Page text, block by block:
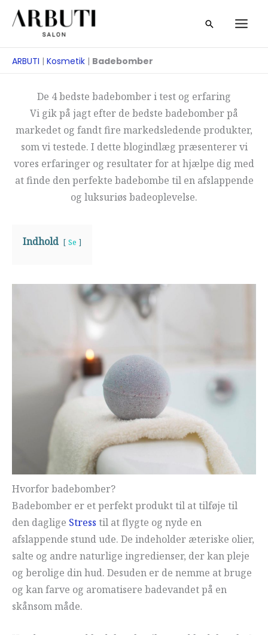
Søg
ARBUTI | Kosmetik | Badebomber
De 4 bedste badebomber i test og erfaring
Vi gik på jagt efter de bedste badebomber på
markedet og fandt fire markedsledende produkter,
som vi testede. I dette blogindlæg præsenterer vi
vores erfaringer og resultater for at hjælpe dig med
at finde den perfekte badebombe til en afslappende
og luksuriøs badeoplevelse.
Indhold Se
Hvorfor badebomber?
Badebomber er et perfekt produkt til at tilføje til
den daglige Stress til at flygte og nyde en
afslappende stund ude. De indeholder æteriske olier,
salte og andre naturlige ingredienser, der kan pleje
og berolige din hud. Desuden er de nemme at bruge
og kan farve og aromatisere badevandet på en
skånsom måde.